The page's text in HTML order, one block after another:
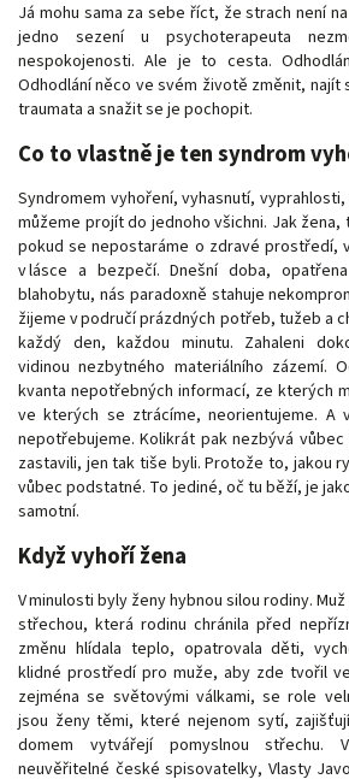
Já mohu sama za sebe říct, že strach není
jedno sezení u psychoterapeuta
nespokojenosti. Ale je to cesta.
Odhodlání něco ve svém životě změnit,
traumata a snažit se je pochopit.
Co to vlastně je ten syndrom
Syndromem vyhoření, vyhasnutí,
můžeme projít do jednoho všichni. Jak
pokud se nepostaráme o zdravé prostředí,
v lásce a bezpečí. Dnešní doba,
blahobytu, nás paradoxně stahuje
žijeme v područí prázdných potřeb, tužeb a
každý den, každou minutu. Zahaleni
vidinou nezbytného materiálního zázemí.
kvanta nepotřebných informací, ze kterých
ve kterých se ztrácíme, neorientujeme.
nepotřebujeme. Kolikrát pak nezbývá
zastavili, jen tak tiše byli. Protože to, jakou
vůbec podstatné. To jediné, oč tu běží, je
samotní.
Když vyhoří žena
V minulosti byly ženy hybnou silou rodiny.
střechou, která rodinu chránila před
změnu hlídala teplo, opatrovala děti,
klidné prostředí pro muže, aby zde tvořil
zejména se světovými válkami, se role
jsou ženy těmi, které nejenom sytí,
domem vytvářejí pomyslnou střechu.
neuvěřitelné české spisovatelky, Vlasty